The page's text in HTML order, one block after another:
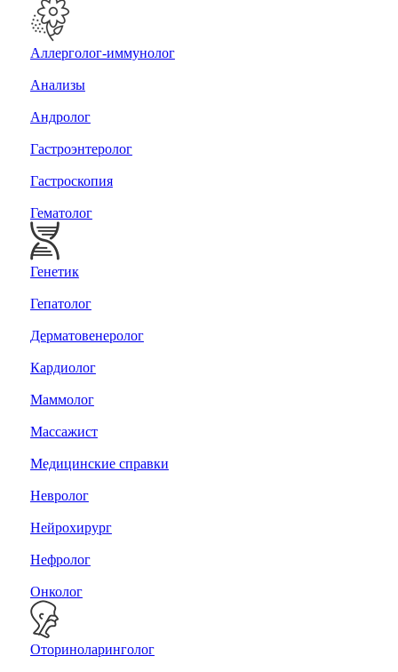
Аллерголог-иммунолог
Анализы
Андролог
Гастроэнтеролог
Гастроскопия
Гематолог
Генетик
Гепатолог
Дерматовенеролог
Кардиолог
Маммолог
Массажист
Медицинские справки
Невролог
Нейрохирург
Нефролог
Онколог
Оториноларинголог